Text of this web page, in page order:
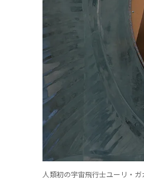
人類初の宇宙飛行士ユーリ・